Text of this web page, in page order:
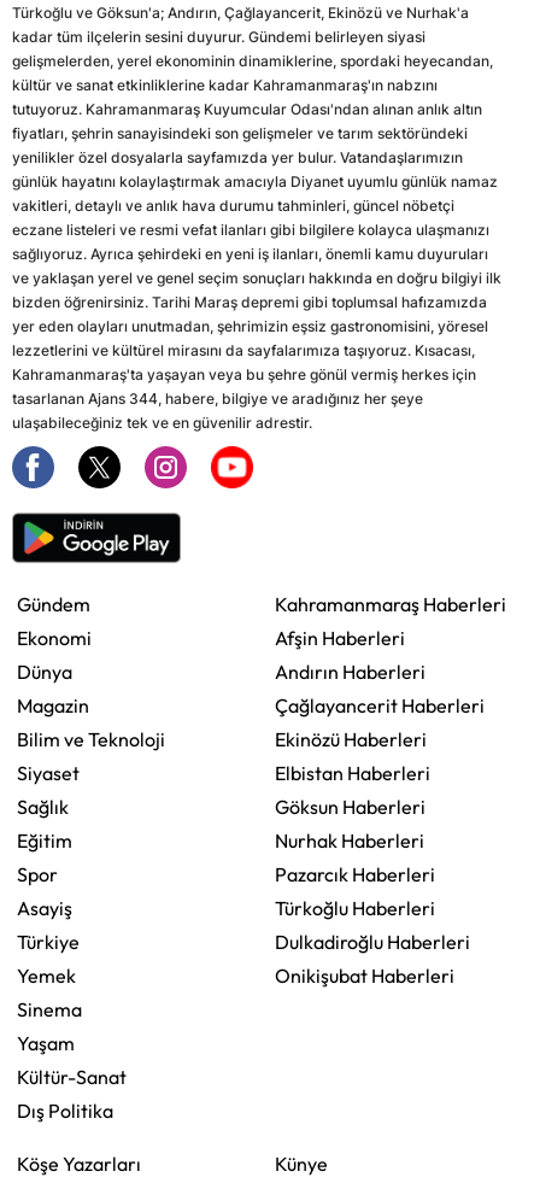
Türkoğlu ve Göksun'a; Andırın, Çağlayancerit, Ekinözü ve Nurhak'a
kadar tüm ilçelerin sesini duyurur. Gündemi belirleyen siyasi
gelişmelerden, yerel ekonominin dinamiklerine, spordaki heyecandan,
kültür ve sanat etkinliklerine kadar Kahramanmaraş'ın nabzını
tutuyoruz. Kahramanmaraş Kuyumcular Odası'ndan alınan anlık altın
fiyatları, şehrin sanayisindeki son gelişmeler ve tarım sektöründeki
yenilikler özel dosyalarla sayfamızda yer bulur. Vatandaşlarımızın
günlük hayatını kolaylaştırmak amacıyla Diyanet uyumlu günlük namaz
vakitleri, detaylı ve anlık hava durumu tahminleri, güncel nöbetçi
eczane listeleri ve resmi vefat ilanları gibi bilgilere kolayca ulaşmanızı
sağlıyoruz. Ayrıca şehirdeki en yeni iş ilanları, önemli kamu duyuruları
ve yaklaşan yerel ve genel seçim sonuçları hakkında en doğru bilgiyi ilk
bizden öğrenirsiniz. Tarihi Maraş depremi gibi toplumsal hafızamızda
yer eden olayları unutmadan, şehrimizin eşsiz gastronomisini, yöresel
lezzetlerini ve kültürel mirasını da sayfalarımıza taşıyoruz. Kısacası,
Kahramanmaraş'ta yaşayan veya bu şehre gönül vermiş herkes için
tasarlanan Ajans 344, habere, bilgiye ve aradığınız her şeye
ulaşabileceğiniz tek ve en güvenilir adrestir.
Gündem
Ekonomi
Dünya
Magazin
Bilim ve Teknoloji
Siyaset
Sağlık
Eğitim
Spor
Asayiş
Türkiye
Yemek
Sinema
Yaşam
Kültür-Sanat
Dış Politika
Kahramanmaraş Haberleri
Afşin Haberleri
Andırın Haberleri
Çağlayancerit Haberleri
Ekinözü Haberleri
Elbistan Haberleri
Göksun Haberleri
Nurhak Haberleri
Pazarcık Haberleri
Türkoğlu Haberleri
Dulkadiroğlu Haberleri
Onikişubat Haberleri
Köşe Yazarları Künye